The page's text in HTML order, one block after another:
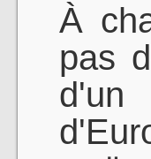
À
pas
d'un